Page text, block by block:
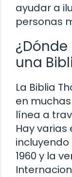
ayudar a
personas
una
La Biblia
en
línea a
Hay varias
1960 y la